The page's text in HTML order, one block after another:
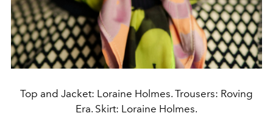
Top and Jacket: Loraine Holmes. Trousers: Roving
Era. Skirt: Loraine Holmes.